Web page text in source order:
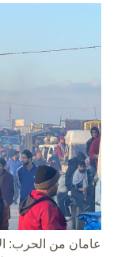
عامان من الحرب: